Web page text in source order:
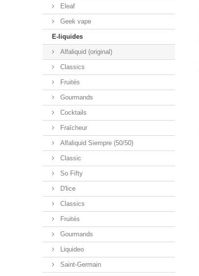
Eleaf
Geek vape
E-liquides
Alfaliquid (original)
Classics
Fruités
Gourmands
Cocktails
Fraîcheur
Alfaliquid Siempre (50/50)
Classic
So Fifty
D'lice
Classics
Fruités
Gourmands
Liquideo
Saint-Germain